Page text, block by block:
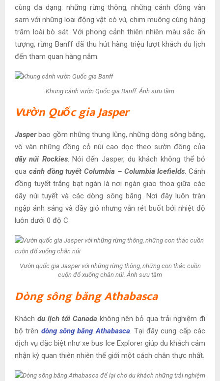
cùng đa dạng: những rừng thông, những cánh đồng vân
sam với những loại động vật có vú, chim muông cùng hàng
trăm loài bò sát. Với phong cảnh thiên nhiên màu sắc ấn
tượng, rừng Banff đã thu hút hàng triệu lượt khách du lịch
đến tham quan hàng năm.
Khung cảnh vườn Quốc gia Banff. Ảnh sưu tầm
Vườn Quốc gia Jasper
Jasperbao gồm những thung lũng, những dòng sông băng,
vô vàn những đồng cỏ núi cao dọc theo sườn đông của
dãy núi Rockies. Nói đến Jasper, du khách không thể bỏ
qua cánh đồng tuyết Columbia – Columbia Icefields. Cánh
đồng tuyết trắng bạt ngàn là nơi ngàn giao thoa giữa các
dãy núi tuyết và các dòng sông băng. Nơi đây luôn tràn
ngập ánh sáng và đầy gió nhưng vẫn rét buốt bởi nhiệt độ
luôn dưới 0 độ C.
Vườn quốc gia Jasper với những rừng thông, những con thác cuồn
cuộn đổ xuống chân núi. Ảnh sưu tầm
Dòng sông băng Athabasca
Khách du lịch tới Canada không nên bỏ qua trải nghiệm đi
bộ trên dòng sông băng Athabasca. Tại đây cung cấp các
dịch vụ đặc biệt như xe bus Ice Explorer giúp du khách cảm
nhận kỳ quan thiên nhiên thế giới một cách chân thực nhất.